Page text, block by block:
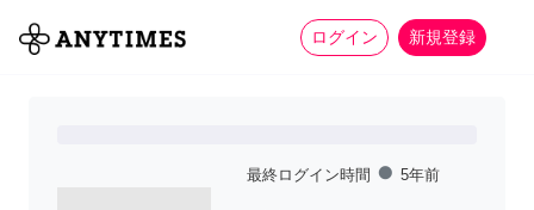
ログイン 新規登録
全て 家事 more_horiz
最終ログイン時間 fiber_manual_record 5年前